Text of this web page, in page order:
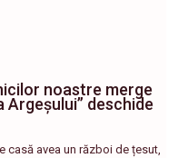
noastre merge
Argeșului” deschide
casă avea un război de țesut,